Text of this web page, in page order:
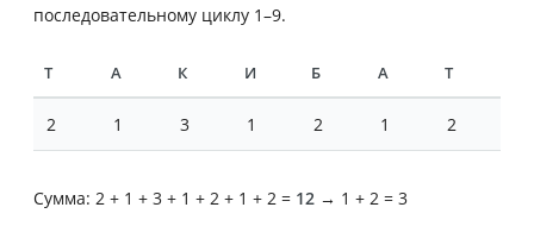
последовательному циклу 1–9.
Т А К И Б А Т
2 1 3 1 2 1 2
Сумма: 2 + 1 + 3 + 1 + 2 + 1 + 2 = 12 → 1 + 2 = 3